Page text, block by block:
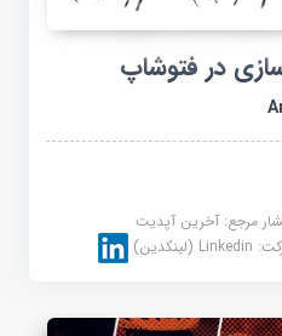
در فتوشاپ
مرجع:آخرین آپدیت
Linkedin (لینکدین)